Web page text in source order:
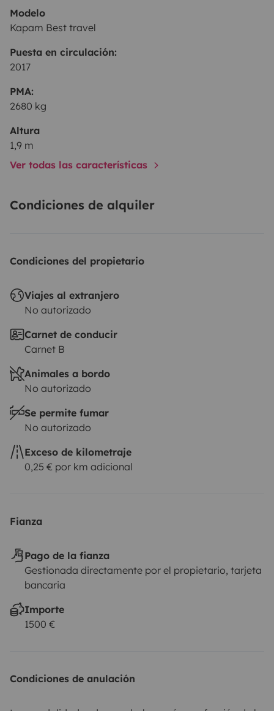
Modelo
Kapam Best travel
Puesta en circulación:
2017
PMA:
2680 kg
Altura
1,9 m
Ver todas las características
Condiciones de alquiler
Condiciones del propietario
Viajes al extranjero
No autorizado
Carnet de conducir
Carnet B
Animales a bordo
No autorizado
Se permite fumar
No autorizado
Exceso de kilometraje
0,25 € por km adicional
Fianza
Pago de la fianza
Gestionada directamente por el propietario, tarjeta
bancaria
Importe
1500 €
Condiciones de anulación